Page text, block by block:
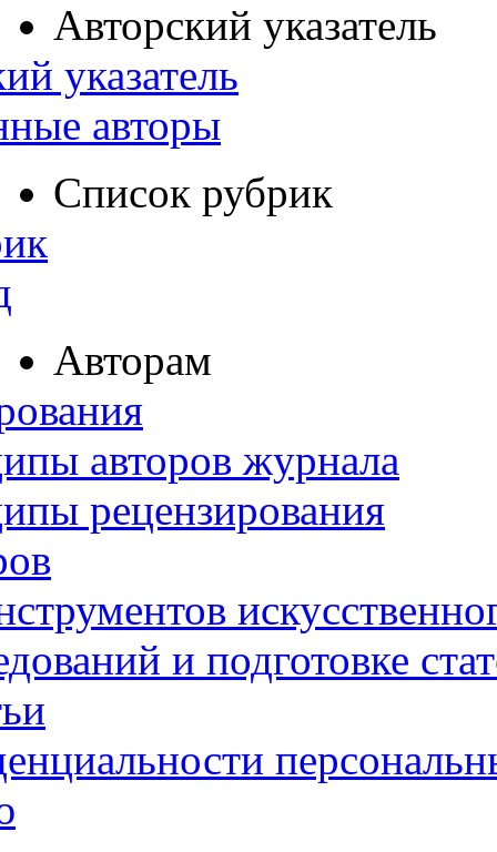
Авторский указатель
указатель
авторы
Список рубрик
Авторам
авторов журнала
рецензирования
и подготовке